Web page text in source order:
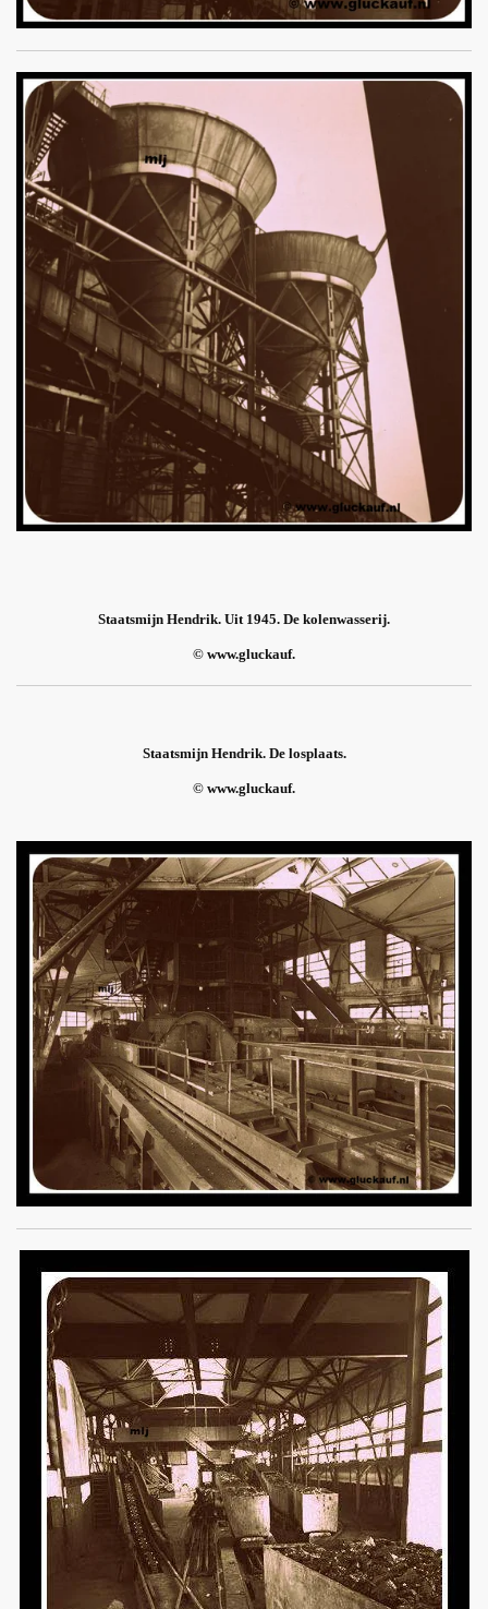
Staatsmijn Hendrik. Uit 1945. De kolenwasserij.
© www.gluckauf.
Staatsmijn Hendrik. De losplaats.
© www.gluckauf.